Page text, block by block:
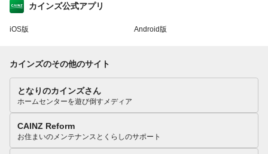
カインズ公式アプリ
iOS版 Android版
カインズのその他のサイト
となりのカインズさん
ホームセンターを遊び倒すメディア
CAINZ Reform
お住まいのメンテナンスとくらしのサポート